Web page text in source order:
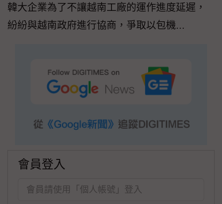
韓大企業為了不讓越南工廠的運作進度延遲，
紛紛與越南政府進行協商，爭取以包機...
會員登入